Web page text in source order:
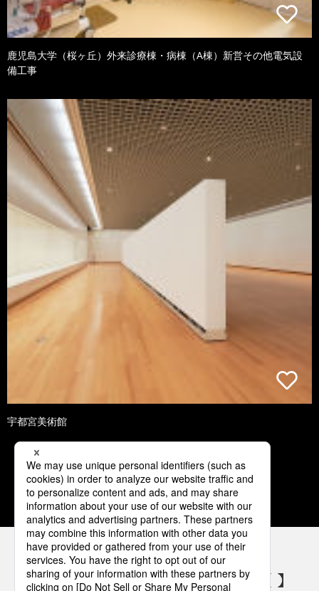
鹿児島大学（桜ヶ丘）外来診療棟・病棟（A棟）新営その他電気設
備工事
宇都宮美術館
1 2 3 4 5
パナソニックの電気設備 SNSアカウント